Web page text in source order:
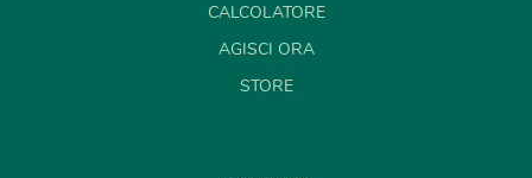
CALCOLATORE
AGISCI ORA
STORE